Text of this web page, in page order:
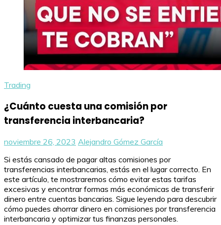
Trading
¿Cuánto cuesta una comisión por
transferencia interbancaria?
noviembre 26, 2023 Alejandro Gómez García
Si estás cansado de pagar altas comisiones por
transferencias interbancarias, estás en el lugar correcto. En
este artículo, te mostraremos cómo evitar estas tarifas
excesivas y encontrar formas más económicas de transferir
dinero entre cuentas bancarias. Sigue leyendo para descubrir
cómo puedes ahorrar dinero en comisiones por transferencia
interbancaria y optimizar tus finanzas personales.